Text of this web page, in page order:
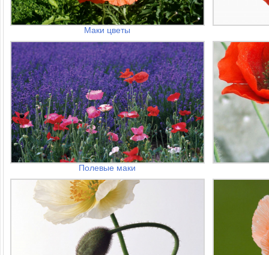
Маки цветы
Полевые маки